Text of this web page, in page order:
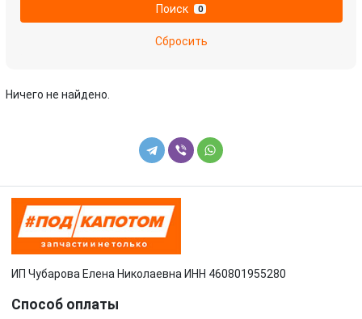
Поиск 0
Сбросить
Ничего не найдено.
ИП Чубарова Елена Николаевна ИНН 460801955280
Способ оплаты